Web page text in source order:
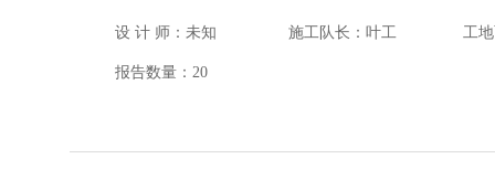
设 计 师：未知 施工队长：叶工 工
报告数量：20